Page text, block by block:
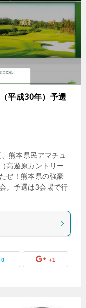
平成30年）予選
熊本県民アマチュ
高遊原カントリー
ぜ！熊本県の強豪
。予選は3会場で行
0 +1